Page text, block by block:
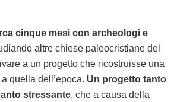
cinque mesi con archeologi e
altre chiese paleocristiane del
a un progetto che ricostruisse una
quella dell’epoca. Un progetto tanto
stressante, che a causa della